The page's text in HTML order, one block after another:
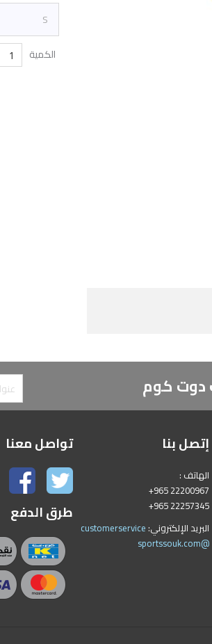
S
الكمية
دوت كوم
إتصل بنا
الهاتف :
+965 22200967
+965 22257345
البريد الإلكتروني: customerservice
@sportssouk.com
تواصل معنا
طرق الدفع